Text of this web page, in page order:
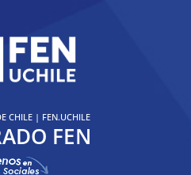
CHILE| FEN.UCHILE
FEN